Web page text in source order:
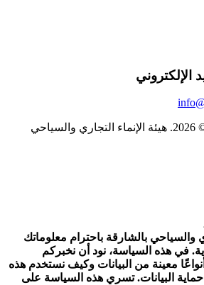
الإلكتروني
جميع الحقوق محفوظة © 2026. هيئة الإنماء التجاري والسياحي
والسياحي بالشارقة باحترام معلوماتك
في هذه السياسة، نود أن نخبركم
معينة من البيانات وكيف نستخدم هذه
حماية البيانات. تسري هذه السياسة على